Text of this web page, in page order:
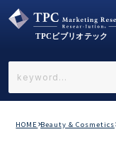
←戻る
HOME Beauty & Cosmetics